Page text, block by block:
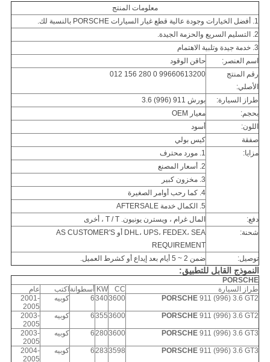
معلومات المنتج
1. أفضل الخيارات وجودة عالية قطع غيار السيارات PORSCHE بالنسبة لك.
2. التسليم السريع والحزمة الجيدة.
3. خدمة جيدة وتلبية الاهتمام
اسم العنصر:
حاقن الوقود
رقم المنتج
الأصلي:
99660613200 0 280 156 012
طراز السيارة:
بورش 911 (996) 3.6
بحجم:
معيار OEM
اللون:
أسود
صفقة
كيس بولي
مزايا:
1. مورد محترف
2. أسعار المصنع
3. مخزون كبير
4. كما رحب أوامر الصغيرة
5. الكمال خدمة AFTERSALE
دفع:
المال غرام ، ويسترن يونيون. T / T ، أخرى
شحنة:
DHL، UPS، FEDEX، SEA أو AS CUSTOMER'S
REQUIREMENT
توصيل:
ضمن 2 ~ 5 أيام بعد إيداع أو كشرط العميل.
النموذج القابل للتطبيق:
PORSCHE
طراز السيارة
CC
KW أسطوانة اكتب
عام
PORSCHE 911 (996) 3.6 GT2
3600
340
6 كوبيه
2001-
2005
PORSCHE 911 (996) 3.6 GT2
3600
355
6 كوبيه
2003-
2005
PORSCHE 911 (996) 3.6 GT3
3600
280
6 كوبيه
2003-
2005
PORSCHE 911 (996) 3.6 GT3
3598
283
6 كوبيه
2004-
2005